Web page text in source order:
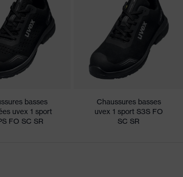
basses
uvex 1 sport
FO SC SR
Chaussures basses
uvex 1 sport S3S FO
SC SR